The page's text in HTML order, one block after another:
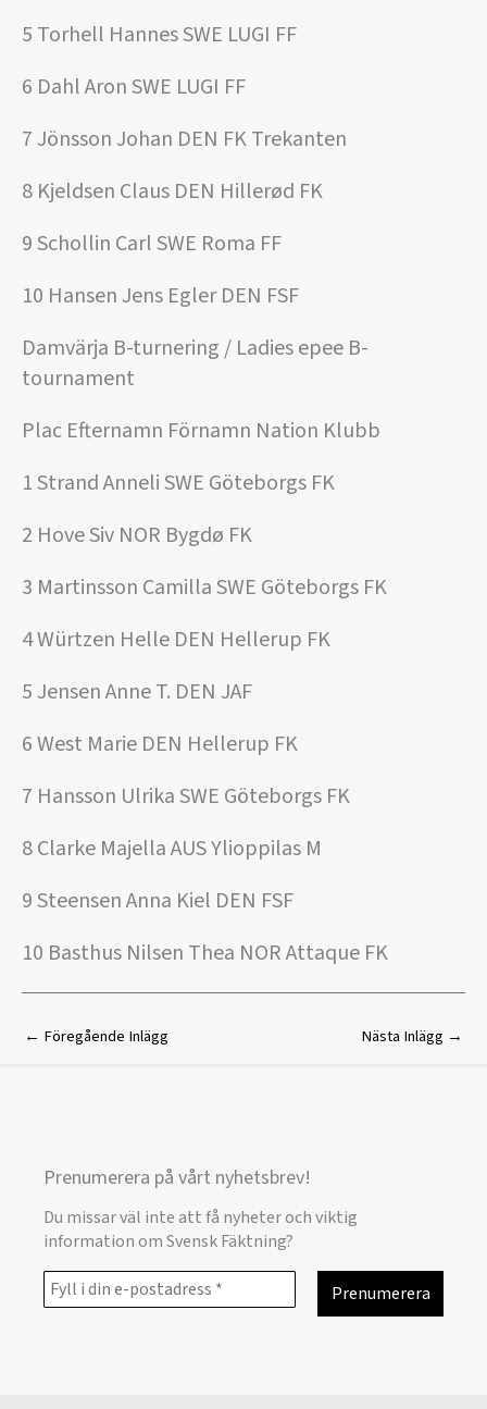
5 Torhell Hannes SWE LUGI FF
6 Dahl Aron SWE LUGI FF
7 Jönsson Johan DEN FK Trekanten
8 Kjeldsen Claus DEN Hillerød FK
9 Schollin Carl SWE Roma FF
10 Hansen Jens Egler DEN FSF
Damvärja B-turnering / Ladies epee B-
tournament
Plac Efternamn Förnamn Nation Klubb
1 Strand Anneli SWE Göteborgs FK
2 Hove Siv NOR Bygdø FK
3 Martinsson Camilla SWE Göteborgs FK
4 Würtzen Helle DEN Hellerup FK
5 Jensen Anne T. DEN JAF
6 West Marie DEN Hellerup FK
7 Hansson Ulrika SWE Göteborgs FK
8 Clarke Majella AUS Ylioppilas M
9 Steensen Anna Kiel DEN FSF
10 Basthus Nilsen Thea NOR Attaque FK
← Föregående Inlägg Nästa Inlägg →
Prenumerera på vårt nyhetsbrev!
Du missar väl inte att få nyheter och viktig
information om Svensk Fäktning?